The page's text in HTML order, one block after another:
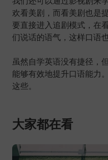
欢看美剧，而看美剧也是
要直接进入追剧模式，在
们说话的语气，这样口语
虽然自学英语没有捷径，
能够有效地提升口语能力
这些。